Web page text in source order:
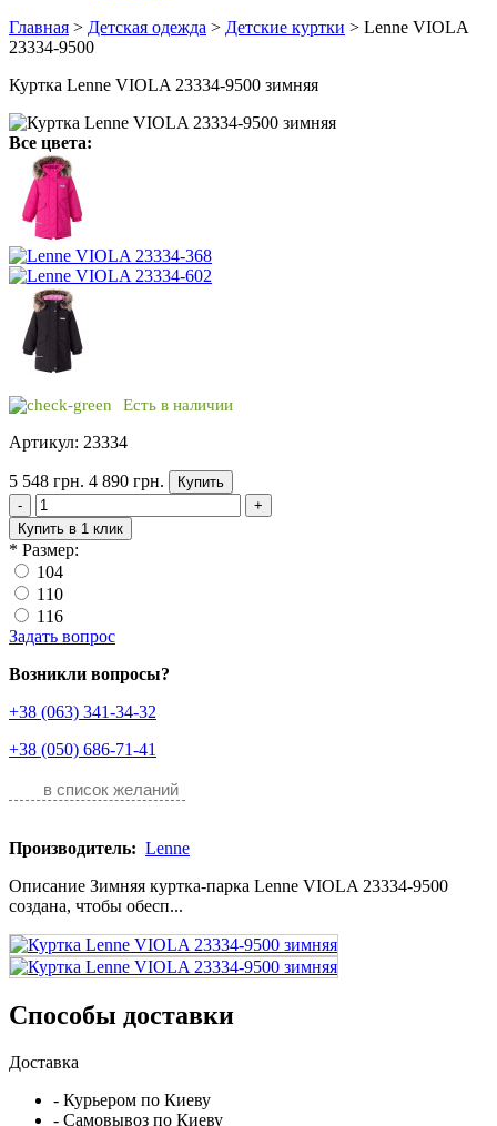
Главная > Детская одежда > Детские куртки > Lenne VIOLA
23334-9500
Куртка Lenne VIOLA 23334-9500 зимняя
Все цвета:
Есть в наличии
Артикул: 23334
5 548 грн. 4 890 грн.
Купить
-
+
Купить в 1 клик
* Размер:
104
110
116
Задать вопрос
Возникли вопросы?
+38 (063) 341-34-32
+38 (050) 686-71-41
в список желаний
Производитель: Lenne
Описание Зимняя куртка-парка Lenne VIOLA 23334-9500
создана, чтобы обесп...
Способы доставки
Доставка
- Курьером по Киеву
- Самовывоз по Киеву